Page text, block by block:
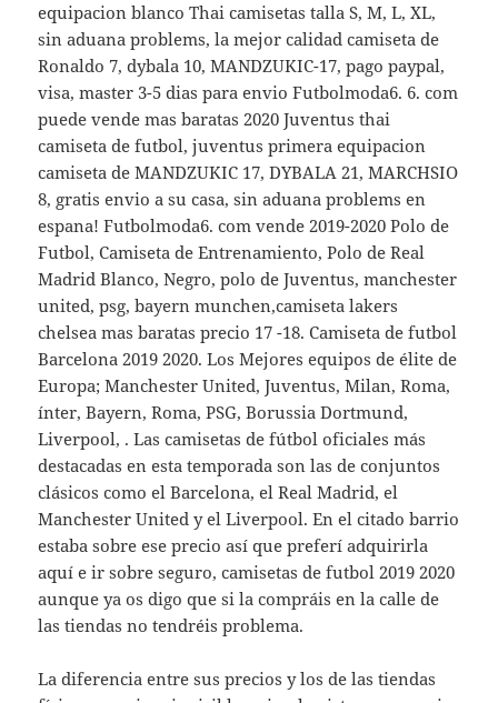
equipacion blanco Thai camisetas talla S, M, L, XL,
sin aduana problems, la mejor calidad camiseta de
Ronaldo 7, dybala 10, MANDZUKIC-17, pago paypal,
visa, master 3-5 dias para envio Futbolmoda6. 6. com
puede vende mas baratas 2020 Juventus thai
camiseta de futbol, juventus primera equipacion
camiseta de MANDZUKIC 17, DYBALA 21, MARCHSIO
8, gratis envio a su casa, sin aduana problems en
espana! Futbolmoda6. com vende 2019-2020 Polo de
Futbol, Camiseta de Entrenamiento, Polo de Real
Madrid Blanco, Negro, polo de Juventus, manchester
united, psg, bayern munchen,camiseta lakers
chelsea mas baratas precio 17 -18. Camiseta de futbol
Barcelona 2019 2020. Los Mejores equipos de élite de
Europa; Manchester United, Juventus, Milan, Roma,
ínter, Bayern, Roma, PSG, Borussia Dortmund,
Liverpool, . Las camisetas de fútbol oficiales más
destacadas en esta temporada son las de conjuntos
clásicos como el Barcelona, el Real Madrid, el
Manchester United y el Liverpool. En el citado barrio
estaba sobre ese precio así que preferí adquirirla
aquí e ir sobre seguro, camisetas de futbol 2019 2020
aunque ya os digo que si la compráis en la calle de
las tiendas no tendréis problema.
La diferencia entre sus precios y los de las tiendas